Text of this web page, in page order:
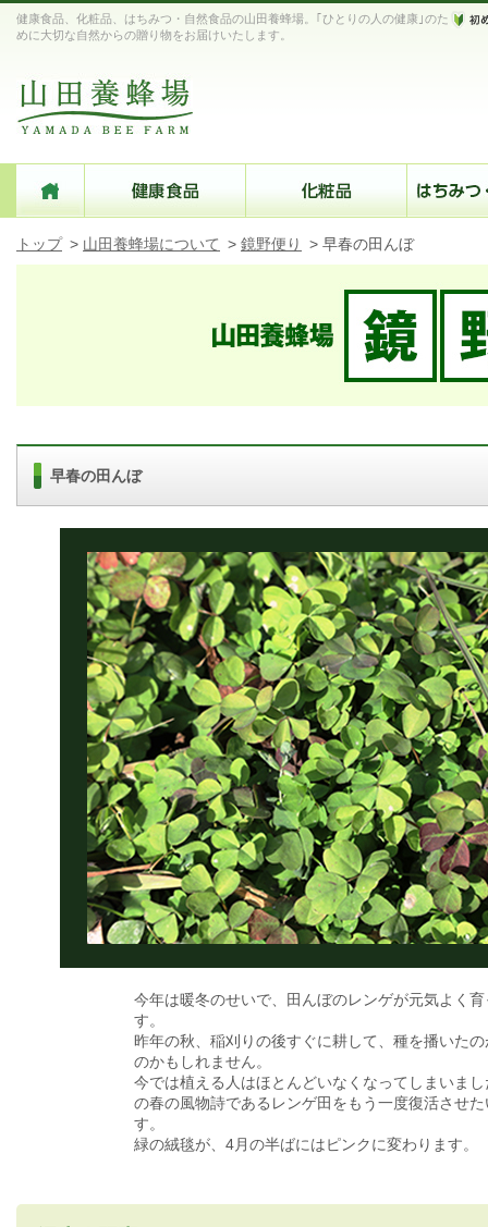
健康食品、化粧品、はちみつ・自然食品の山田養蜂場。｢ひとりの人の健康｣のた
めに大切な自然からの贈り物をお届けいたします。
トップ > 山田養蜂場について > 鏡野便り > 早春の田んぼ
早春の田んぼ
今年は暖冬のせいで、田んぼのレンゲが元気よく
す。
昨年の秋、稲刈りの後すぐに耕して、種を播いた
のかもしれません。
今では植える人はほとんどいなくなってしまいま
の春の風物詩であるレンゲ田をもう一度復活させ
す。
緑の絨毯が、4月の半ばにはピンクに変わります。